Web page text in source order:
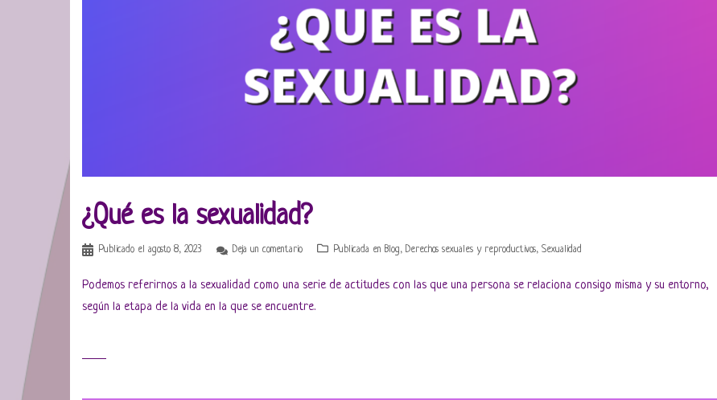
¿Qué es la sexualidad?
Publicado el agosto 8, 2023 Deja un comentario Publicada en Blog, Derechos sexuales y reproductivos, Sexualidad
Podemos referirnos a la sexualidad como una serie de actitudes con las que una persona se relaciona consigo misma y su entorno,
según la etapa de la vida en la que se encuentre.